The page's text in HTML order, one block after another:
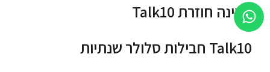
טעינה חוזרת Talk10
Talk10 חבילות סלולר שנתיות